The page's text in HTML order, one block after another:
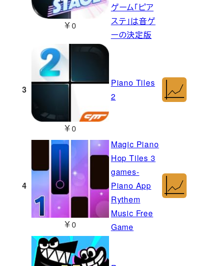
￥0
ゲーム「ピア
ステ」は音ゲ
ーの決定版
3
￥0
Piano Tiles
2
4
￥0
Magic Piano
Hop Tiles 3
games-
Piano App
Rythem
Music Free
Game